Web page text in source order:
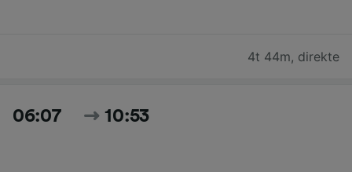
4t 44m, direkte
06:07 10:53